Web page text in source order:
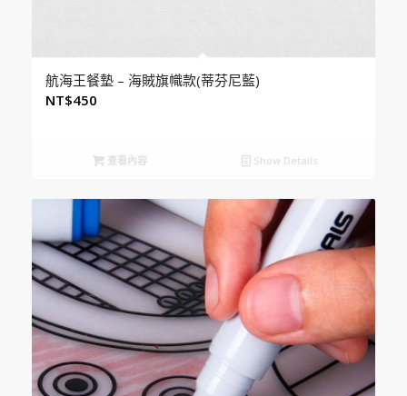
航海王餐墊 – 海賊旗幟款(蒂芬尼藍)
NT$450
查看內容 Show Details